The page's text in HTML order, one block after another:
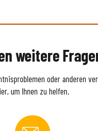
weitere
oder anderen
um Ihnen zu helfen.